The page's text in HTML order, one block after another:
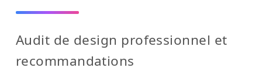
Audit de design professionnel et
recommandations